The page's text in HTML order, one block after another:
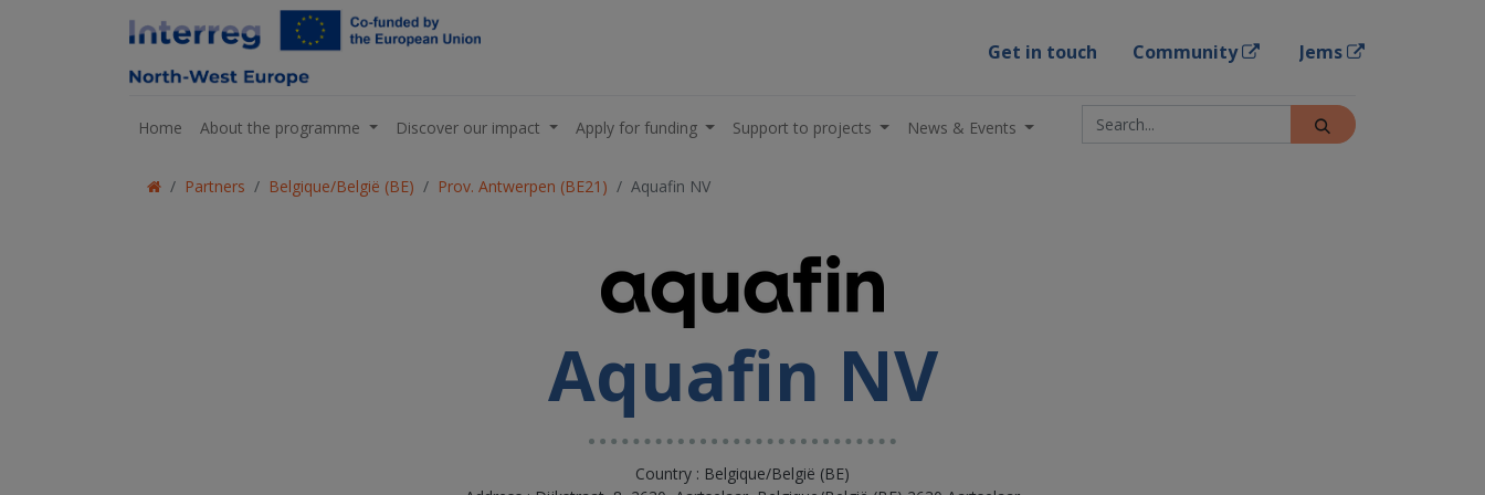
Get in touch Community Jems
Home About the programme Discover our impact Apply for funding Support to projects News & Events
Partners Belgique/België (BE) Prov. Antwerpen (BE21) Aquafin NV
Aquafin NV
Country : Belgique/België (BE)